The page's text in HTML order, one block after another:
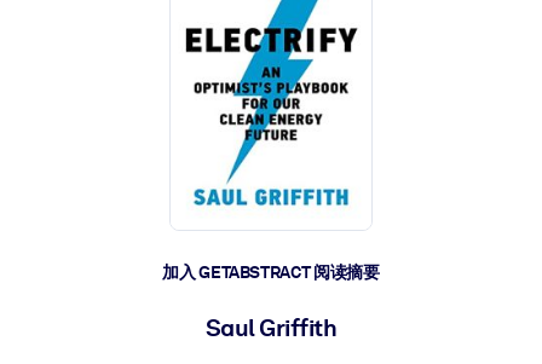
帮助您的管理者为未来的工作时代做好准备。
让团队更轻松地共同学习、解决实际问题并更快采取行动。
培养您的员工应对未来挑战所需的技能。
加入 GETABSTRACT 阅读摘要
Saul Griffith